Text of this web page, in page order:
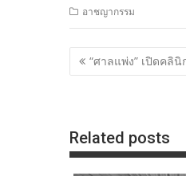
อาชญากรรม
แนะแนว
เรื่อง
“ศาลแพ่ง” เปิดคลิ
Related posts